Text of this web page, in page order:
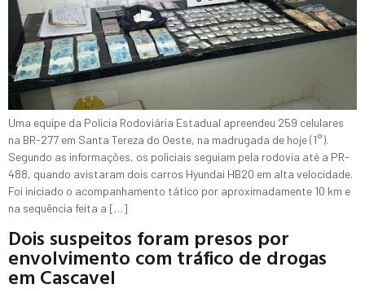
Uma equipe da Polícia Rodoviária Estadual apreendeu 259 celulares
na BR-277 em Santa Tereza do Oeste, na madrugada de hoje (1°).
Segundo as informações, os policiais seguiam pela rodovia até a PR-
488, quando avistaram dois carros Hyundai HB20 em alta velocidade.
Foi iniciado o acompanhamento tático por aproximadamente 10 km e
na sequência feita a […]
Dois suspeitos foram presos por
envolvimento com tráfico de drogas
em Cascavel